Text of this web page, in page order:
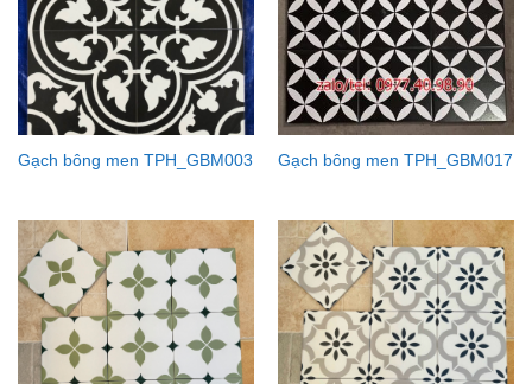
Gạch bông men TPH_GBM003 Gạch bông men TPH_GBM017